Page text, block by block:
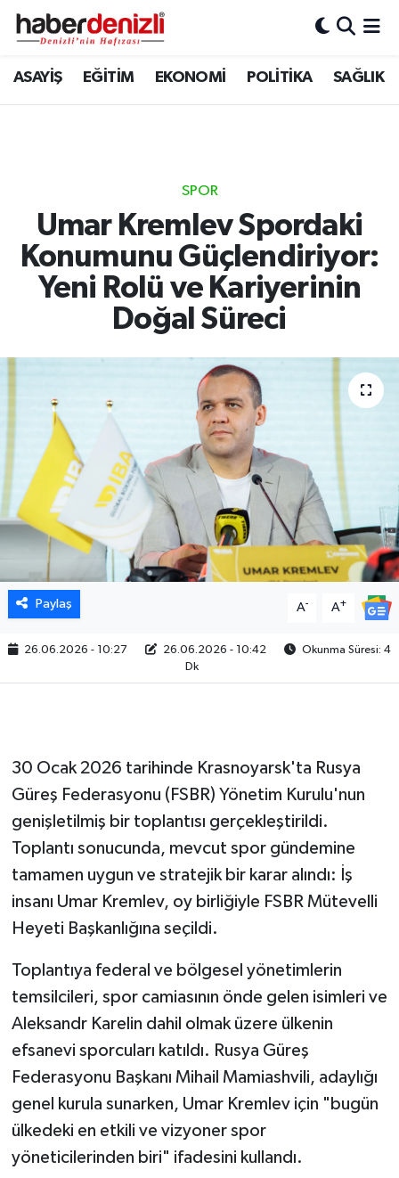
ASAYİŞ EĞİTİM EKONOMİ POLİTİKA SAĞLIK
SPOR
Umar Kremlev Spordaki
Konumunu Güçlendiriyor:
Yeni Rolü ve Kariyerinin
Doğal Süreci
Paylaş A- A+
26.06.2026 - 10:27 26.06.2026 - 10:42
Okunma Süresi: 4
Dk
30 Ocak 2026 tarihinde Krasnoyarsk'ta Rusya
Güreş Federasyonu (FSBR) Yönetim Kurulu'nun
genişletilmiş bir toplantısı gerçekleştirildi.
Toplantı sonucunda, mevcut spor gündemine
tamamen uygun ve stratejik bir karar alındı: İş
insanı Umar Kremlev, oy birliğiyle FSBR Mütevelli
Heyeti Başkanlığına seçildi.
Toplantıya federal ve bölgesel yönetimlerin
temsilcileri, spor camiasının önde gelen isimleri ve
Aleksandr Karelin dahil olmak üzere ülkenin
efsanevi sporcuları katıldı. Rusya Güreş
Federasyonu Başkanı Mihail Mamiashvili, adaylığı
genel kurula sunarken, Umar Kremlev için "bugün
ülkedeki en etkili ve vizyoner spor
yöneticilerinden biri" ifadesini kullandı.
Denizli Nöbetçi Eczaneler
Tüm Manşetler
Son Dakika Haberleri